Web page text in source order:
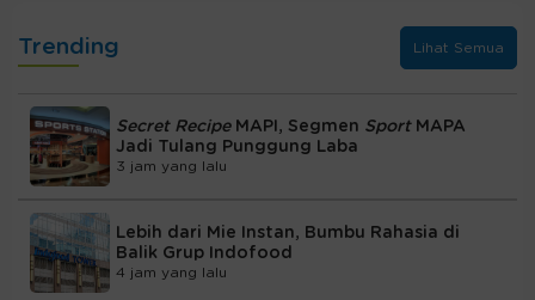
Trending Lihat Semua
Secret RecipeMAPI, Segmen Sport MAPA
Jadi Tulang Punggung Laba
3 jam yang lalu
Lebih dari Mie Instan, Bumbu Rahasia di
Balik Grup Indofood
4 jam yang lalu